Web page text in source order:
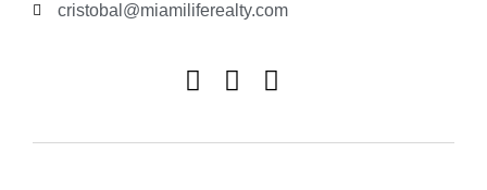
cristobal@miamiliferealty.com